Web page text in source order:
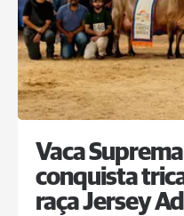
Vaca
conquista
raça Jersey